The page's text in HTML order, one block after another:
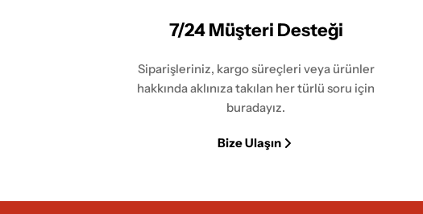
7/24 Müşteri Desteği
Siparişleriniz, kargo süreçleri veya ürünler
hakkında aklınıza takılan her türlü soru için
buradayız.
Bize Ulaşın